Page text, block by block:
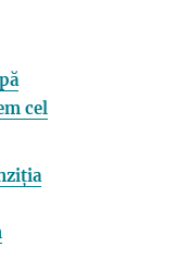
cel